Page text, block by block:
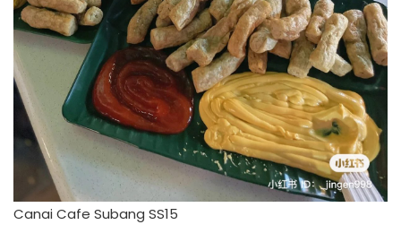
Canai Cafe Subang SS15